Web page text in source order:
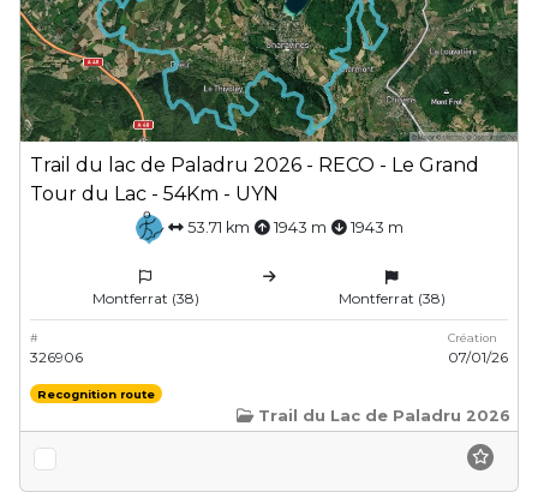
Trail du lac de Paladru 2026 - RECO - Le Grand
Tour du Lac - 54Km - UYN
53.71 km 1943 m 1943 m
Montferrat (38) Montferrat (38)
#
326906
Création
07/01/26
Recognition route
Trail du Lac de Paladru 2026